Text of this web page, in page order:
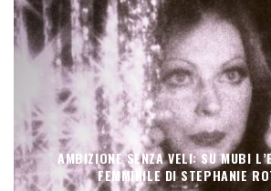
AMBIZIONE SENZA VELI: SU MUBI
FEMMINILE DI STEPHANIE